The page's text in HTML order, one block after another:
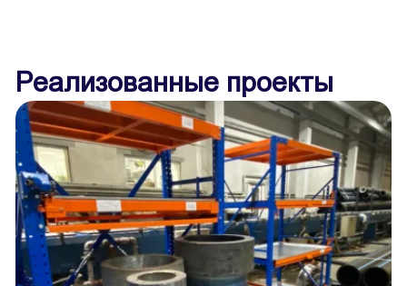
Реализованные проекты